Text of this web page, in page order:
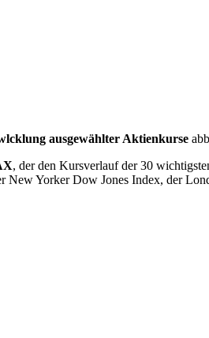
ausgewählter Aktienkurse
, der den Kursverlauf der 30
New Yorker Dow Jones Index, der